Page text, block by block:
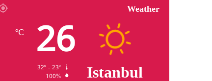
Weather
Istanbul
26
℃
100%